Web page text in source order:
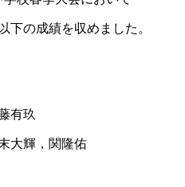
下の成績を収めました。
有玖
大輝，関隆佑